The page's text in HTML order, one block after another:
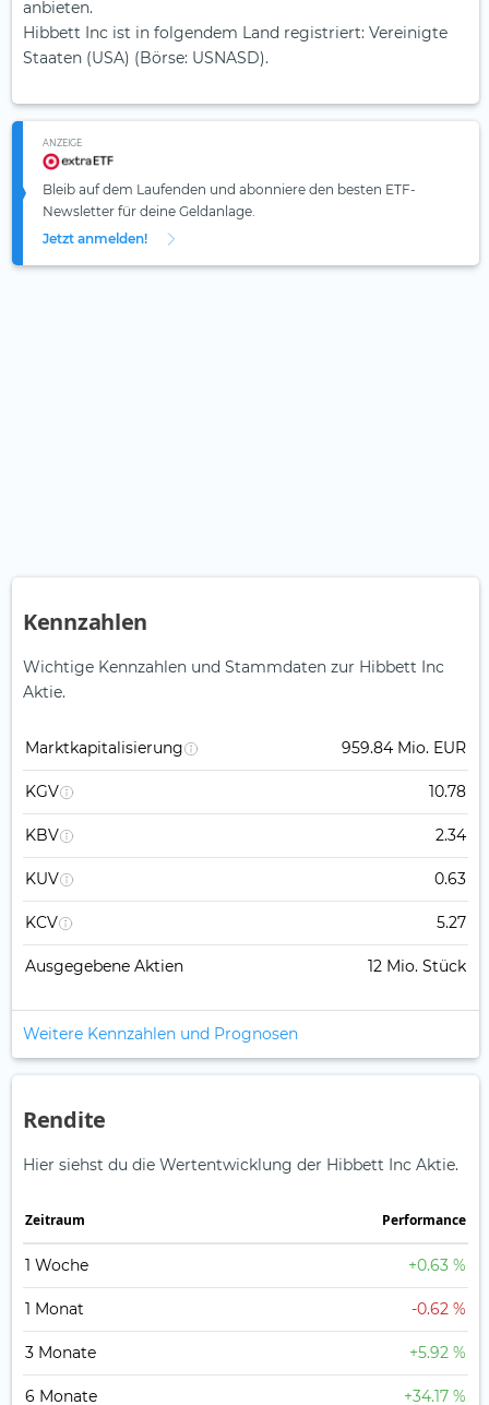
anbieten.
Hibbett Inc ist in folgendem Land registriert: Vereinigte
Staaten (USA) (Börse: USNASD).
ANZEIGE
Bleib auf dem Laufenden und abonniere den besten ETF-
Newsletter für deine Geldanlage.
Jetzt anmelden!
Kennzahlen
Wichtige Kennzahlen und Stammdaten zur Hibbett Inc
Aktie.
Marktkapitalisierung 959.84 Mio. EUR
KGV 10.78
KBV 2.34
KUV 0.63
KCV 5.27
Ausgegebene Aktien 12 Mio. Stück
Weitere Kennzahlen und Prognosen
Rendite
Hier siehst du die Wertentwicklung der Hibbett Inc Aktie.
Zeitraum Perfor­mance
1 Woche +0.63 %
1 Monat -0.62 %
3 Monate +5.92 %
6 Monate +34.17 %